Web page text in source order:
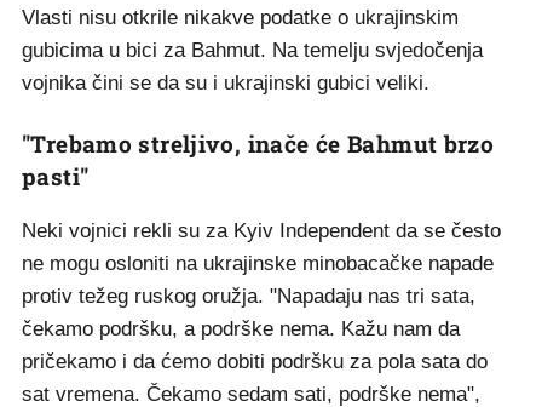
Vlasti nisu otkrile nikakve podatke o ukrajinskim
gubicima u bici za Bahmut. Na temelju svjedočenja
vojnika čini se da su i ukrajinski gubici veliki.
"Trebamo streljivo, inače će Bahmut brzo
pasti"
Neki vojnici rekli su za Kyiv Independent da se često
ne mogu osloniti na ukrajinske minobacačke napade
protiv težeg ruskog oružja. "Napadaju nas tri sata,
čekamo podršku, a podrške nema. Kažu nam da
pričekamo i da ćemo dobiti podršku za pola sata do
sat vremena. Čekamo sedam sati, podrške nema",